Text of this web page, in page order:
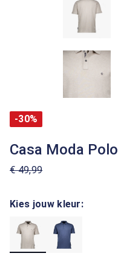
-30%
Casa Moda Polo
€ 49,99
Kies jouw kleur: